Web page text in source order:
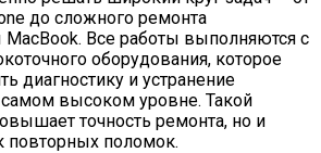
до сложного ремонта
MacBook. Все работы выполняются с
оборудования, которое
диагностику и устранение
самом высоком уровне. Такой
точность ремонта, но и
повторных поломок.